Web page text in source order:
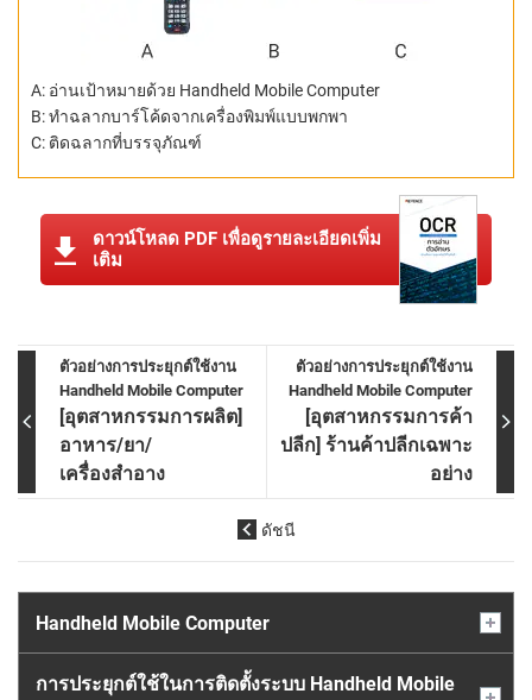
A: อ่านเป้าหมายด้วย Handheld Mobile Computer
B: ทำฉลากบาร์โค้ดจากเครื่องพิมพ์แบบพกพา
C: ติดฉลากที่บรรจุภัณฑ์
ดาวน์โหลด PDF เพื่อดูรายละเอียดเพิ่ม
เติม
ตัวอย่างการประยุกต์ใช้งาน
Handheld Mobile Computer
[อุตสาหกรรมการผลิต]
อาหาร/ยา/
เครื่องสำอาง
ตัวอย่างการประยุกต์ใช้งาน
Handheld Mobile Computer
[อุตสาหกรรมการค้า
ปลีก] ร้านค้าปลีกเฉพาะ
อย่าง
ดัชนี
Handheld Mobile Computer
การประยุกต์ใช้ในการติดตั้งระบบ Handheld Mobile